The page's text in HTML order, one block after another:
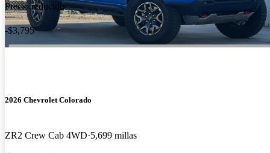
Precio reducido
-$3,795
2026 Chevrolet Colorado
ZR2 Crew Cab 4WD 5,699 millas